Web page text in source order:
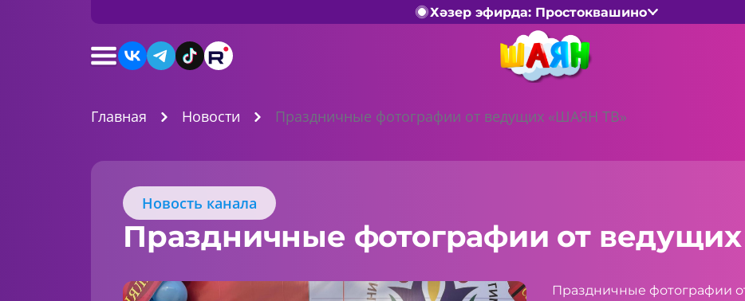
Хәзер эфирда: Простоквашино
Главная Новости Праздничные фотографии от ведущих «ШАЯН ТВ»
Новость канала
Праздничные фотографии от
Праздничные фотографии